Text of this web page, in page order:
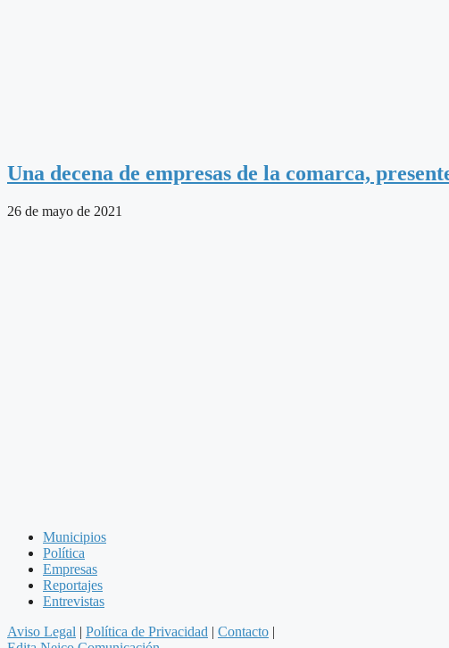
Una decena de empresas de la comarca,
26 de mayo de 2021
Municipios
Política
Empresas
Reportajes
Entrevistas
Aviso Legal | Política de Privacidad | Contacto |